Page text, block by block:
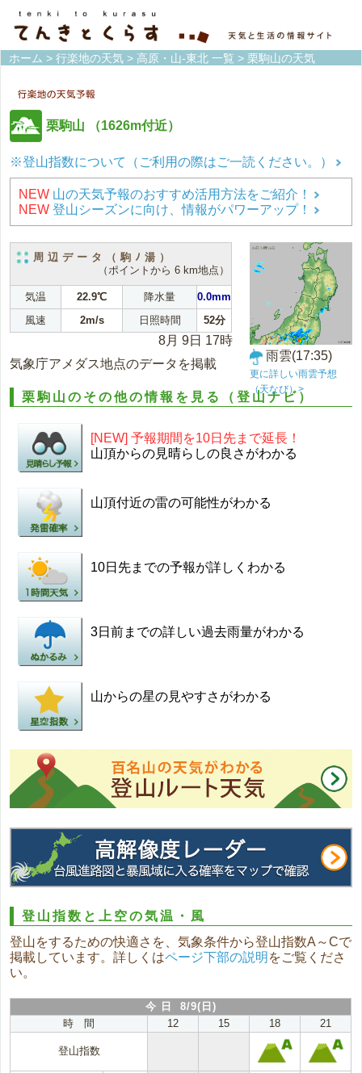
ホーム > 行楽地の天気 > 高原・山-東北 一覧 > 栗駒山の天気
栗駒山 （1626m付近）
※登山指数について（ご利用の際はご一読ください。）
NEW 山の天気予報のおすすめ活用方法をご紹介！
NEW 登山シーズンに向け、情報がパワーアップ！
周辺データ（駒ﾉ湯）
（ポイントから 6 km地点）
気温 22.9℃ 降水量
0.0mm
風速
2m/s 日照時間 52分
8月 9日 17時
気象庁アメダス地点のデータを掲載
雨雲(17:35)
更に詳しい雨雲予想
（天なび）>
栗駒山のその他の情報を見る（登山ナビ）
[NEW] 予報期間を10日先まで延長！
山頂からの見晴らしの良さがわかる
山頂付近の雷の可能性がわかる
10日先までの予報が詳しくわかる
3日前までの詳しい過去雨量がわかる
山からの星の見やすさがわかる
登山指数と上空の気温・風
登山をするための快適さを、気象条件から登山指数A～Cで
掲載しています。詳しくはページ下部の説明 をご覧くださ
い。
今 日 8/9(日)
時 間
12 15 18 21
登山指数